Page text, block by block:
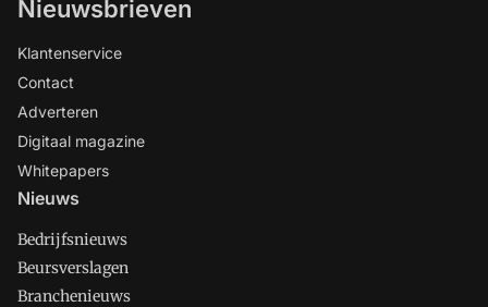
Nieuwsbrieven
Klantenservice
Contact
Adverteren
Digitaal magazine
Whitepapers
Nieuws
Bedrijfsnieuws
Beursverslagen
Branchenieuws